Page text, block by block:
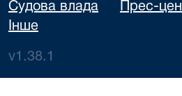
Судова влада Прес-
Інше
v1.38.1